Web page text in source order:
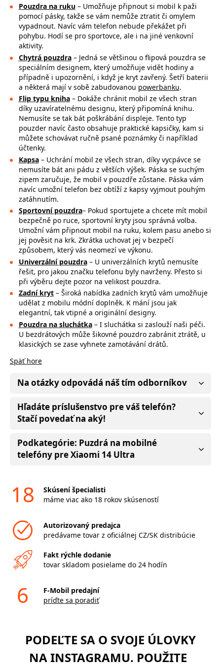
Pouzdra na ruku– Umožňuje připnout si mobil k paži
pomocí pásky, takže se vám nemůže ztratit či omylem
vypadnout. Navíc vám telefon nebude překážet při
pohybu. Hodí se pro sportovce, ale i na jiné venkovní
aktivity.
Chytrá pouzdra– Jedná se většinou o flipová pouzdra se
speciálním designem, který umožňuje vidět hodiny a
případně i upozornění, i když je kryt zavřený. Šetří baterii
a některá mají v sobě zabudovanou powerbanku.
Flip typu kniha– Dokáže chránit mobil ze všech stran
díky uzavíratelnému designu, který připomíná knihu.
Nemusíte se tak bát poškrábání displeje. Tento typ
pouzder navíc často obsahuje praktické kapsičky, kam si
můžete schovávat ručně psané poznámky či například
účtenky.
Kapsa– Uchrání mobil ze všech stran, díky vycpávce se
nemusíte bát ani pádu z větších výšek. Páska se suchým
zipem zaručuje, že mobil v pouzdře zůstane. Páska vám
navíc umožní telefon bez obtíží z kapsy vyjmout pouhým
zatáhnutím.
Sportovní pouzdra– Pokud sportujete a chcete mít mobil
bezpečně po ruce, sportovní kryty jsou správná volba.
Umožní vám připnout mobil na ruku, kolem pasu anebo si
jej pověsit na krk. Zkrátka uchovat jej v bezpečí
způsobem, který vás neomezí ve výkonu.
Univerzální pouzdra – U univerzálních krytů nemusíte
řešit, pro jakou značku telefonu byly navrženy. Přesto si
při výběru dejte pozor na velikost pouzdra.
Zadní kryt– Široká nabídka zadních krytů vám umožňuje
udělat z mobilu módní doplněk. K mání jsou jak
elegantní, tak vtipné a originální designy.
Pouzdra na sluchátka– I sluchátka si zaslouží naši péči.
U bezdrátových může šikovné pouzdro zabránit ztrátě, u
klasických se zase vyhnete zamotávání drátů.
Späť hore
Na otázky odpovádá náš tím odborníkov
Hľadáte príslušenstvo pre váš telefón?
Stačí povedať na aký!
Podkategórie: Puzdrá na mobilné
telefóny pre Xiaomi 14 Ultra
18
Skúsení špecialisti
máme viac ako 18 rokov skúseností
Autorizovaný predajca
predávame tovar z oficiálnej CZ/SK distribúcie
Fakt rýchle dodanie
tovar skladom posielame do 24 hodín
6
F-Mobil predajní
príďte sa poradiť
PODEĽTE SA O SVOJE ÚLOVKY
NA INSTAGRAMU. POUŽITE